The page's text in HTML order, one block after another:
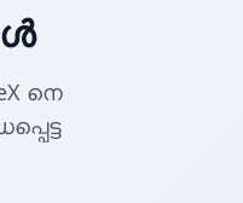
നെ